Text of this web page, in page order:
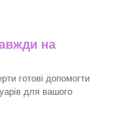
на
готові допомогти
для вашого